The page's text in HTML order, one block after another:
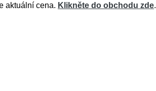
aktuální cena. Klikněte do obchodu zde.